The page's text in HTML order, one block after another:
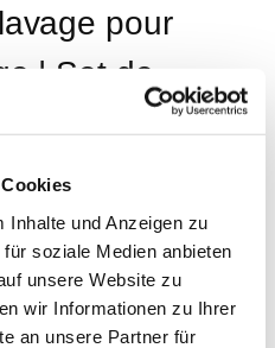
Inhalte und Anzeigen zu
soziale Medien anbieten
unsere Website zu
wir Informationen zu Ihrer
an unsere Partner für
pour
| Set de
avec roulettes en
10427
incluse
Express, 3